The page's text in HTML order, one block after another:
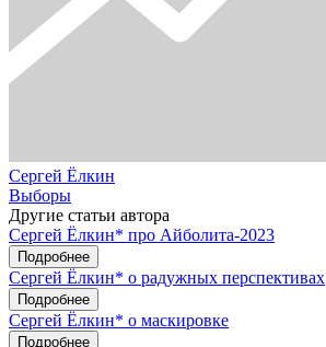
Сергей Ёлкин
Выборы
Другие статьи автора
Сергей Ёлкин* про Айболита-2023
Подробнее
Сергей Ёлкин* о радужных перспективах
Подробнее
Сергей Ёлкин* о маскировке
Подробнее